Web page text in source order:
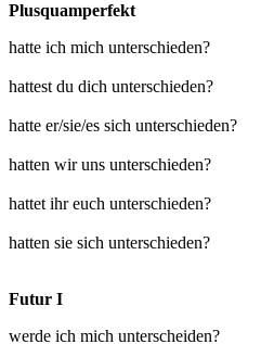
Plusquamperfekt
hatte ich mich unterschieden?
hattest du dich unterschieden?
hatte er/sie/es sich unterschieden?
hatten wir uns unterschieden?
hattet ihr euch unterschieden?
hatten sie sich unterschieden?
Futur I
werde ich mich unterscheiden?